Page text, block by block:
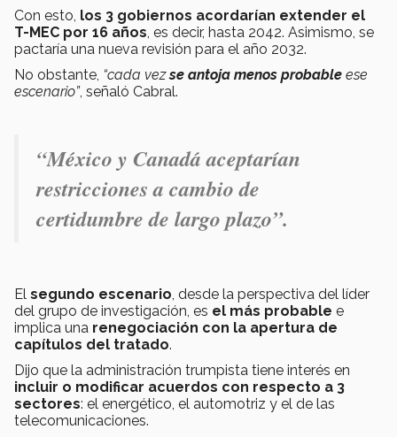
Con esto, los 3 gobiernos acordarían extender el
T-MEC por 16 años, es decir, hasta 2042. Asimismo, se
pactaría una nueva revisión para el año 2032.
No obstante, “cada vezse antoja menos probable ese
escenario”, señaló Cabral.
“México y Canadá aceptarían
restricciones a cambio de
certidumbre de largo plazo”.
El segundo escenario, desde la perspectiva del líder
del grupo de investigación, es el más probable e
implica una renegociación con la apertura de
capítulos del tratado.
Dijo que la administración trumpista tiene interés en
incluir o modificar acuerdos con respecto a 3
sectores: el energético, el automotriz y el de las
telecomunicaciones.